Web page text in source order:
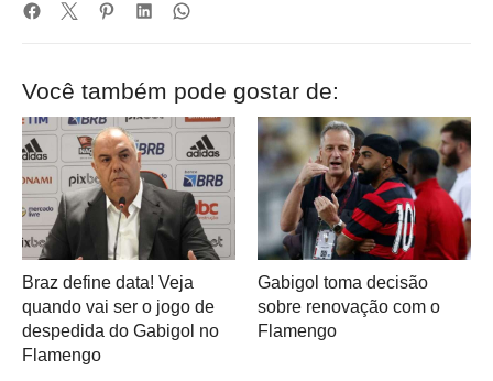
Você também pode gostar de:
Braz define data! Veja
quando vai ser o jogo de
despedida do Gabigol no
Flamengo
Gabigol toma decisão
sobre renovação com o
Flamengo